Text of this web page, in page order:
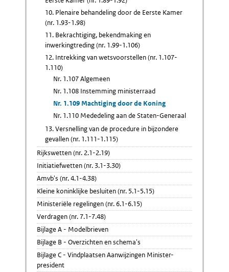
10. Plenaire behandeling door de Eerste Kamer
(nr. 1.93-1.98)
11. Bekrachtiging, bekendmaking en
inwerkingtreding (nr. 1.99-1.106)
12. Intrekking van wetsvoorstellen (nr. 1.107-
1.110)
Nr. 1.107 Algemeen
Nr. 1.108 Instemming ministerraad
Nr. 1.109 Machtiging door de Koning
Nr. 1.110 Mededeling aan de Staten-Generaal
13. Versnelling van de procedure in bijzondere
gevallen (nr. 1.111-1.115)
Rijkswetten (nr. 2.1-2.19)
Initiatiefwetten (nr. 3.1-3.30)
Amvb's (nr. 4.1-4.38)
Kleine koninklijke besluiten (nr. 5.1-5.15)
Ministeriële regelingen (nr. 6.1-6.15)
Verdragen (nr. 7.1-7.48)
Bijlage A - Modelbrieven
Bijlage B - Overzichten en schema's
Bijlage C - Vindplaatsen Aanwijzingen Minister-
president